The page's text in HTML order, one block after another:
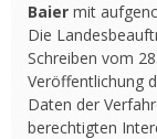
Baier mit
Die
Schreiben vom
Veröffentlichung
Daten der
berechtigten